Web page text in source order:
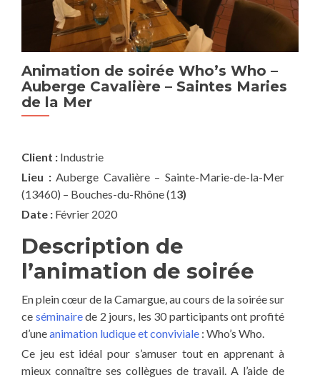
Animation de soirée Who’s Who –
Auberge Cavalière – Saintes Maries
de la Mer
Client : Industrie
Lieu :Auberge Cavalière – Sainte-Marie-de-la-Mer
(13460) – Bouches-du-Rhône (13)
Date : Février 2020
Description de
l’animation de soirée
En plein cœur de la Camargue, au cours de la soirée sur
ce séminairede 2 jours, les 30 participants ont profité
d’uneanimation ludique et conviviale : Who’s Who.
Ce jeu est idéal pour s’amuser tout en apprenant à
mieux connaître ses collègues de travail. A l’aide de